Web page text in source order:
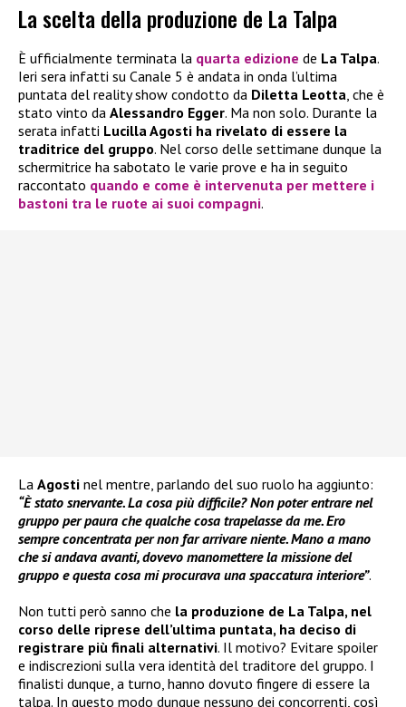
La scelta della produzione de La Talpa
È ufficialmente terminata la quarta edizione de La Talpa.
Ieri sera infatti su Canale 5 è andata in onda l’ultima
puntata del reality show condotto da Diletta Leotta , che è
stato vinto da Alessandro Egger. Ma non solo. Durante la
serata infatti Lucilla Agosti ha rivelato di essere la
traditrice del gruppo. Nel corso delle settimane dunque la
schermitrice ha sabotato le varie prove e ha in seguito
raccontato quando e come è intervenuta per mettere i
bastoni tra le ruote ai suoi compagni.
La Agosti nel mentre, parlando del suo ruolo ha aggiunto:
“È stato snervante. La cosa più difficile? Non poter entrare nel
gruppo per paura che qualche cosa trapelasse da me. Ero
sempre concentrata per non far arrivare niente. Mano a mano
che si andava avanti, dovevo manomettere la missione del
gruppo e questa cosa mi procurava una spaccatura interiore”.
Non tutti però sanno che la produzione de La Talpa, nel
corso delle riprese dell’ultima puntata, ha deciso di
registrare più finali alternativi. Il motivo? Evitare spoiler
e indiscrezioni sulla vera identità del traditore del gruppo. I
finalisti dunque, a turno, hanno dovuto fingere di essere la
talpa. In questo modo dunque nessuno dei concorrenti, così